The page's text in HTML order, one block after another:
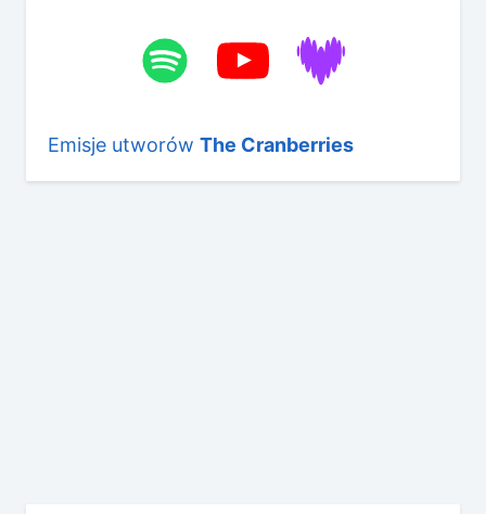
Emisje utworów The Cranberries